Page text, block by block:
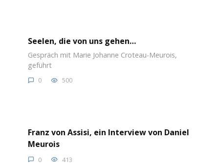
Seelen, die von uns gehen…
Gespräch mit Marie Johanne Croteau-Meurois,
geführt
0 500
Franz von Assisi, ein Interview von Daniel
Meurois
0 413